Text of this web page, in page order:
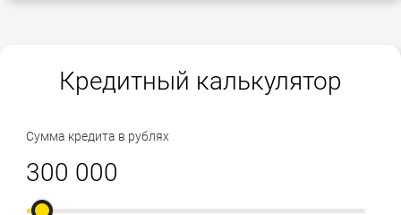
Кредитный калькулятор
Сумма кредита в рублях